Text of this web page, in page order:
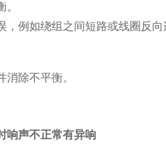
例如绕组之间短路或线圈反向
除不平衡。
响声不正常有异响